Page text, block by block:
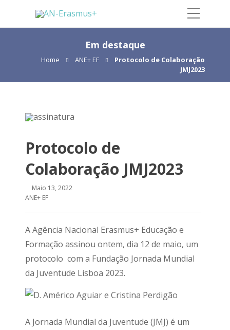
Em destaque
Home ANE+ EF
Protocolo de Colaboração
JMJ2023
Protocolo de
Colaboração JMJ2023
Maio 13, 2022
ANE+ EF
A Agência Nacional Erasmus+ Educação e
Formação assinou ontem, dia 12 de maio, um
protocolo com a Fundação Jornada Mundial
da Juventude Lisboa 2023.
A Jornada Mundial da Juventude (JMJ) é um